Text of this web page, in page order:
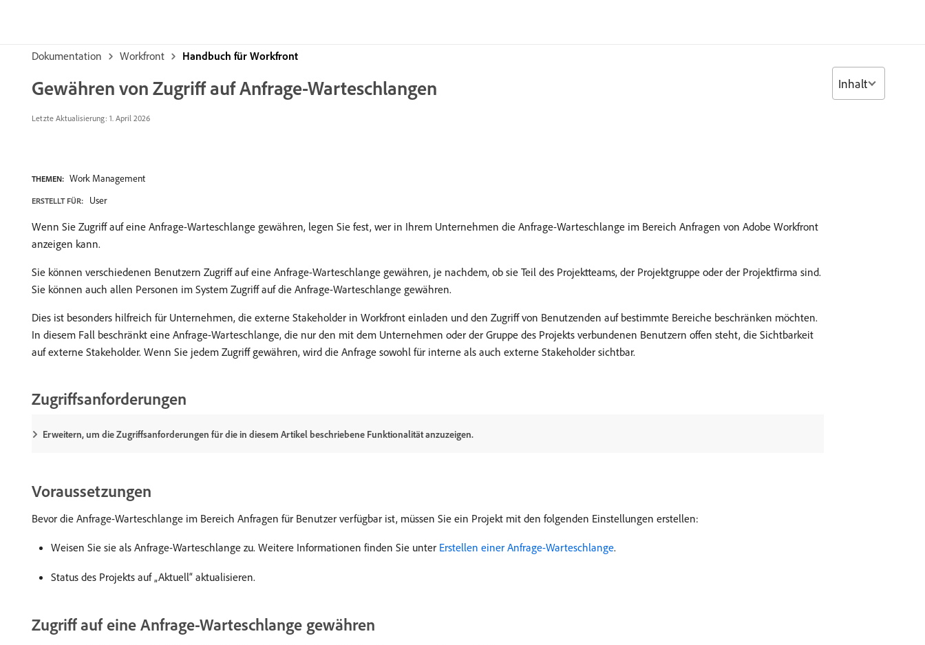
Dokumentation Workfront Handbuch für Workfront
Gewähren von Zugriff auf Anfrage-Warteschlangen
Letzte Aktualisierung: 1. April 2026
THEMEN: Work Management
ERSTELLT FÜR: User
Wenn Sie Zugriff auf eine Anfrage-Warteschlange gewähren, legen Sie fest, wer in Ihrem Unternehmen die Anfrage-Warteschlange im Bereich Anfragen von Adobe Workfront
anzeigen kann.
Sie können verschiedenen Benutzern Zugriff auf eine Anfrage-Warteschlange gewähren, je nachdem, ob sie Teil des Projektteams, der Projektgruppe oder der Projektfirma sind.
Sie können auch allen Personen im System Zugriff auf die Anfrage-Warteschlange gewähren.
Dies ist besonders hilfreich für Unternehmen, die externe Stakeholder in Workfront einladen und den Zugriff von Benutzenden auf bestimmte Bereiche beschränken möchten.
In diesem Fall beschränkt eine Anfrage-Warteschlange, die nur den mit dem Unternehmen oder der Gruppe des Projekts verbundenen Benutzern offen steht, die Sichtbarkeit
auf externe Stakeholder. Wenn Sie jedem Zugriff gewähren, wird die Anfrage sowohl für interne als auch externe Stakeholder sichtbar.
Zugriffsanforderungen
Erweitern, um die Zugriffsanforderungen für die in diesem Artikel beschriebene Funktionalität anzuzeigen.
Voraussetzungen
Bevor die Anfrage-Warteschlange im Bereich Anfragen für Benutzer verfügbar ist, müssen Sie ein Projekt mit den folgenden Einstellungen erstellen:
Weisen Sie sie als Anfrage-Warteschlange zu. Weitere Informationen finden Sie unter Erstellen einer Anfrage-Warteschlange.
Status des Projekts auf „Aktuell“ aktualisieren.
Zugriff auf eine Anfrage-Warteschlange gewähren
Inhalt